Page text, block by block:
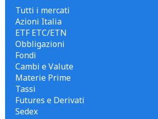
Tutti i mercati
Azioni Italia
ETF ETC/ETN
Obbligazioni
Fondi
Cambi e Valute
Materie Prime
Tassi
Futures e Derivati
Sedex